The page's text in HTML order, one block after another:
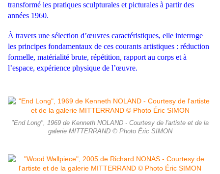
transformé les pratiques sculpturales et picturales à partir des
années 1960.
À travers une sélection d’œuvres caractéristiques, elle interroge
les principes fondamentaux de ces courants artistiques : réduction
formelle, matérialité brute, répétition, rapport au corps et à
l’espace, expérience physique de l’œuvre.
"End Long", 1969 de Kenneth NOLAND - Courtesy de l'artiste et de la
galerie MITTERRAND © Photo Éric SIMON